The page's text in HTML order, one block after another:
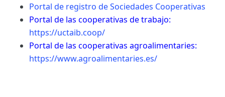
Portal de registro de Sociedades Cooperativas
Portal de las cooperativas de trabajo:
https://uctaib.coop/
Portal de las cooperativas agroalimentaries:
https://www.agroalimentaries.es/